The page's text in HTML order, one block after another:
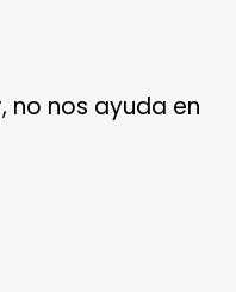
nos ayuda en